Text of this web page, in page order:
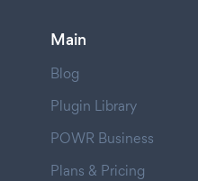
Main
Blog
Plugin Library
POWR Business
Plans & Pricing